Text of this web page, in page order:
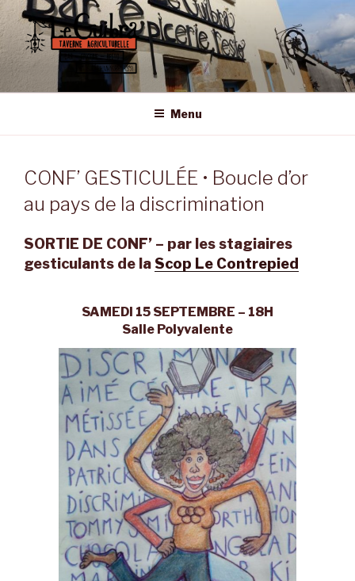
Aller
au
contenu
principal
LE GUIBRA – ST SULPICE LA
Taverne Agriculturelle • Bar – Epicerie – Resto
Menu
CONF’ GESTICULÉE • Boucle d’or
au pays de la discrimination
SORTIE DE CONF’ – par les stagiaires
gesticulants de la Scop Le Contrepied
SAMEDI 15 SEPTEMBRE – 18H
Salle Polyvalente